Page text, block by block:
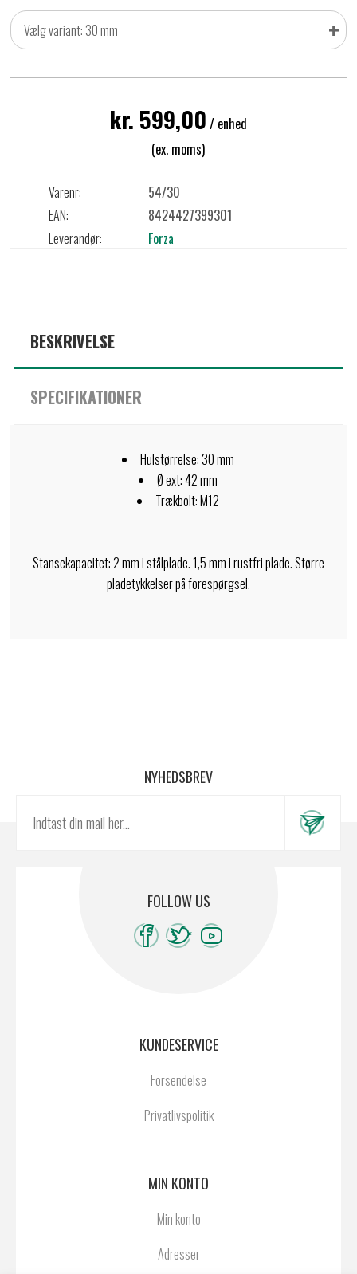
Vælg variant: 30 mm +
kr. 599,00 / enhed
(ex. moms)
Varenr:
54/30
EAN:
8424427399301
Leverandør:
Forza
BESKRIVELSE
SPECIFIKATIONER
Hulstørrelse: 30 mm
Ø ext: 42 mm
Trækbolt: M12
Stansekapacitet: 2 mm i stålplade. 1,5 mm i rustfri plade. Større
pladetykkelser på forespørgsel.
NYHEDSBREV
FOLLOW US
KUNDESERVICE
Forsendelse
Privatlivspolitik
MIN KONTO
Min konto
Adresser